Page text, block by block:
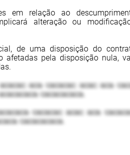
em relação ao
alteração ou
de uma disposição do
afetadas pela disposição nula,
aca cacacac acac aca
cacacacaca.
cacacac acac aca
cacacacaca.